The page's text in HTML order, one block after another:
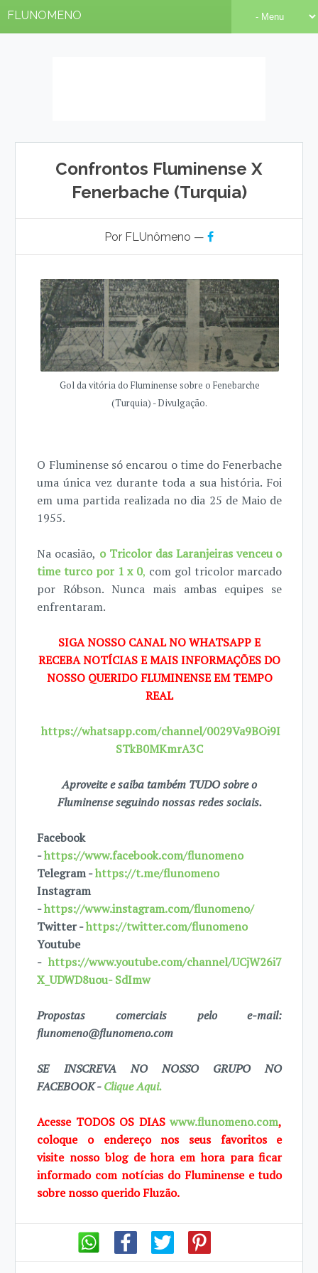
FLUNOMENO
Confrontos Fluminense X
Fenerbache (Turquia)
Por FLUnômeno —
Gol da vitória do Fluminense sobre o Fenebarche
(Turquia) - Divulgação.
O Fluminense só encarou o time do Fenerbache
uma única vez durante toda a sua história. Foi
em uma partida realizada no dia 25 de Maio de
1955.
Na ocasião, o Tricolor das Laranjeiras venceu o
time turco por 1 x 0, com gol tricolor marcado
por Róbson. Nunca mais ambas equipes se
enfrentaram.
SIGA NOSSO CANAL NO WHATSAPP E
RECEBA NOTÍCIAS E MAIS INFORMAÇÕES DO
NOSSO QUERIDO FLUMINENSE EM TEMPO
REAL
https://whatsapp.com/channel/0029Va9BOi9I
STkB0MKmrA3C
Aproveite e saiba também TUDO sobre o
Fluminense seguindo nossas redes sociais.
Facebook
-https://www.facebook.com/flunomeno
Telegram -https://t.me/flunomeno
Instagram
-https://www.instagram.com/flunomeno/
Twitter -https://twitter.com/flunomeno
Youtube
-https://www.youtube.com/channel/UCjW26i7
X_UDWD8uou- SdImw
Propostas comerciais pelo e-mail:
flunomeno@flunomeno.com
SE INSCREVA NO NOSSO GRUPO NO
FACEBOOK -Clique Aqui.
Acesse TODOS OS DIASwww.flunomeno.com,
coloque o endereço nos seus favoritos e
visite nosso blog dehora em hora para ficar
informado com notícias do Fluminense e tudo
sobrenosso queridoFluzão.